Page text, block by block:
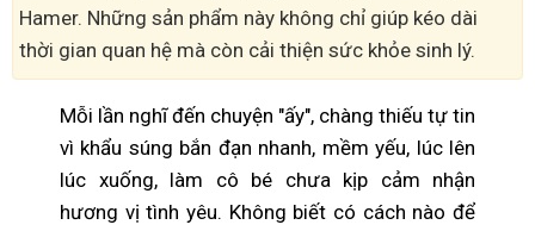
Hamer. Những sản phẩm này không chỉ giúp kéo dài
thời gian quan hệ mà còn cải thiện sức khỏe sinh lý.
Mỗi lần nghĩ đến chuyện "ấy", chàng thiếu tự tin
vì khẩu súng bắn đạn nhanh, mềm yếu, lúc lên
lúc xuống, làm cô bé chưa kịp cảm nhận
hương vị tình yêu. Không biết có cách nào để